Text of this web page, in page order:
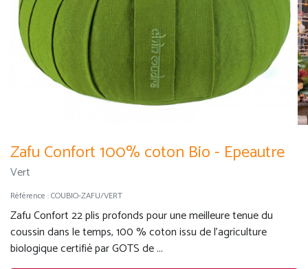
Zafu Confort 100% coton Bio - Epeautre
Vert
Référence :COUBIO-ZAFU/VERT
Zafu Confort 22 plis profonds pour une meilleure tenue du
coussin dans le temps, 100 % coton issu de l'agriculture
biologique certifié par GOTS de ...